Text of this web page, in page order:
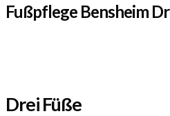
Fußpflege Bensheim
Drei Füße